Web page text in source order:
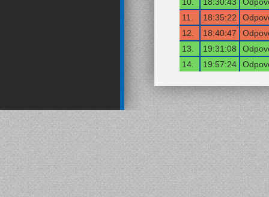
11.
18:35:22
12.
18:40:47
13.
19:31:08
14.
19:57:24